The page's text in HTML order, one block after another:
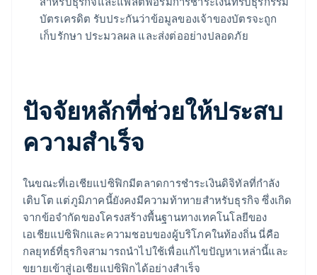
บัตรเครดิต รับประกันว่าข้อมูลของเจ้าของบัตรจะถูก
เก็บรักษา ประมวลผล และส่งต่ออย่างปลอดภัย
ปัจจัยหลักที่ช่วยให้ประสบ
ความสําเร็จ
ในขณะที่เอเชียแปซิฟิกมีตลาดการชำระเงินดิจิทัลที่กำลัง
เติบโต แต่ภูมิภาคนี้ยังคงมีความท้าทายสำหรับธุรกิจ ซึ่งเกิด
จากข้อจำกัดของโครงสร้างพื้นฐานทางเทคโนโลยีของ
เอเชียแปซิฟิกและความชอบของผู้บริโภคในท้องถิ่น นี่คือ
กลยุทธ์ที่ธุรกิจสามารถนำไปใช้เพื่อแก้ไขปัญหาเหล่านี้และ
ขยายเข้าสู่เอเชียแปซิฟิกได้อย่างสำเร็จ